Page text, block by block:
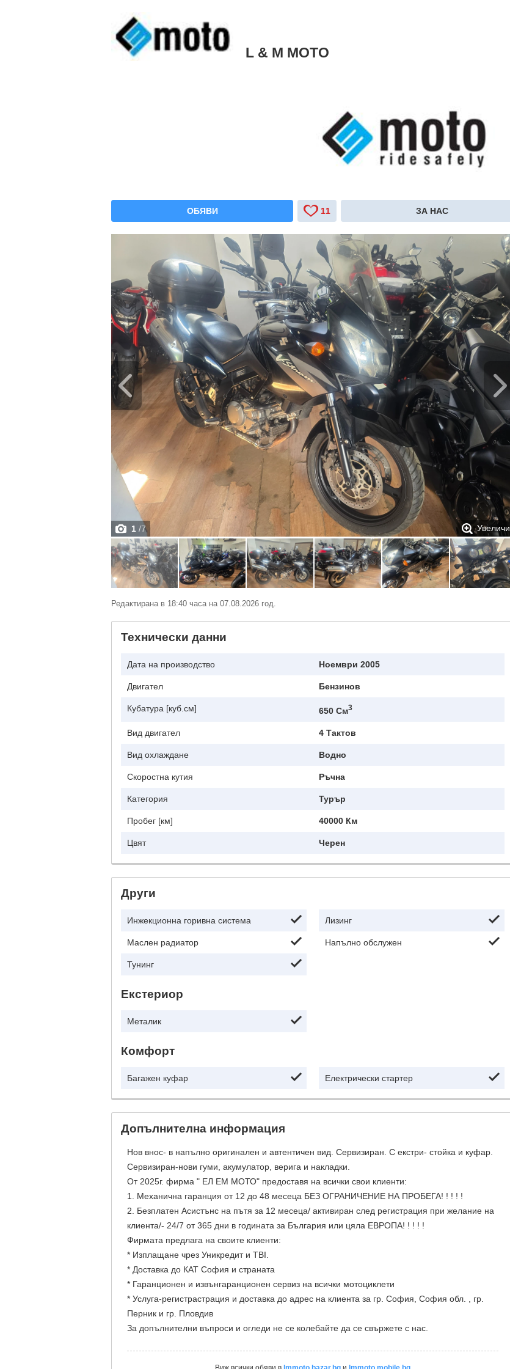
L & M MOTO
ОБЯВИ 11 ЗА НАС
Увеличи
1 /7
Редактирана в 18:40 часа на 07.08.2026 год.
Технически данни
Дата на производство Ноември 2005
Двигател Бензинов
Кубатура [куб.см] 650 См3
Вид двигател 4 Тактов
Вид охлаждане Водно
Скоростна кутия Ръчна
Категория Турър
Пробег [км] 40000 Км
Цвят Черен
Други
Инжекционна горивна система Лизинг
Маслен радиатор Напълно обслужен
Тунинг
Екстериор
Металик
Комфорт
Багажен куфар Електрически стартер
Допълнителна информация
Нов внос- в напълно оригинален и автентичен вид. Сервизиран. С екстри- стойка и куфар.
Сервизиран-нови гуми, акумулатор, верига и накладки.
От 2025г. фирма " ЕЛ ЕМ МОТО" предоставя на всички свои клиенти:
1. Механична гаранция от 12 до 48 месеца БЕЗ ОГРАНИЧЕНИЕ НА ПРОБЕГА! ! ! ! !
2. Безплатен Асистънс на пътя за 12 месеца/ активиран след регистрация при желание на
клиента/- 24/7 от 365 дни в годината за България или цяла ЕВРОПА! ! ! ! !
Фирмата предлага на своите клиенти:
* Изплащане чрез Уникредит и TBI.
* Доставка до КАТ София и страната
* Гаранционен и извънгаранционен сервиз на всички мотоциклети
* Услуга-регистрастрация и доставка до адрес на клиента за гр. София, София обл. , гр.
Перник и гр. Пловдив
За допълнителни въпроси и огледи не се колебайте да се свържете с нас.